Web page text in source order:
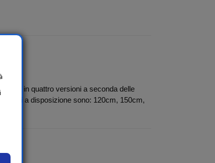
in quattro versioni a seconda delle
a disposizione sono: 120cm, 150cm,